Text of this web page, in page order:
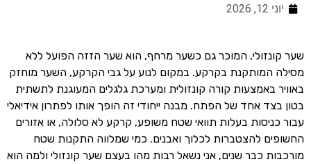
יוני 12, 2026
שער קונזולי, המוכר גם כשער מרחף, הוא שער הזזה הפועל ללא
מסילה המותקנת בקרקע. במקום לנוע על גבי הקרקע, השער מוחזק
באוויר באמצעות קורה קונזולית ומערכת גלגלים המעוגנת לתשתית
בטון בצד אחד של הפתח. מבנה ייחודי זה הופך אותו לפתרון אידיאלי
עבור כניסות בעלות תוואי שטח משופע, קרקע לא סלולה, או אזורים
החשופים להצטברות לכלוך ואבנים. כמי שמלווה התקנות שטח
מורכבות כבר שנים, אני נשאל רבות מהו בעצם שער קונזולי ולמה הוא